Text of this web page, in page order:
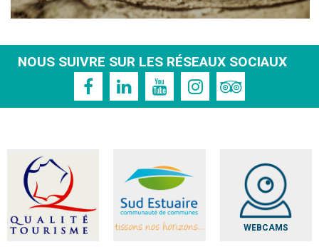
NOUS SUIVRE SUR LES RÉSEAUX SOCIAUX
WEBCAMS